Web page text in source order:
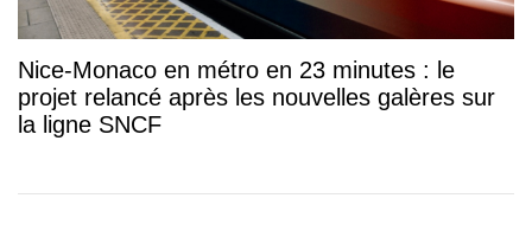
Nice-Monaco en métro en 23 minutes : le
projet relancé après les nouvelles galères sur
la ligne SNCF